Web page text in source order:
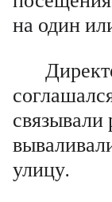
на один
улицу.